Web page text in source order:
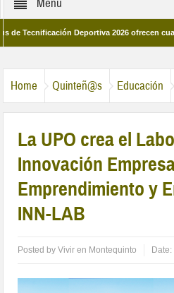
Menu
Deportiva 2026 ofrecen cuatro
Home Quinteñ@s Educación
La UPO crea el
Innovación
Emprendimiento y
INN-LAB
Posted byVivir en Montequinto Date: